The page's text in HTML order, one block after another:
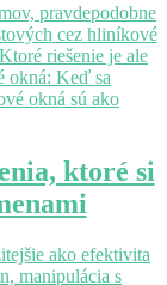
pravdepodobne
cez hliníkové
riešenie je ale
okná: Keď sa
okná sú ako
ktoré si
ako efektivita
manipulácia s